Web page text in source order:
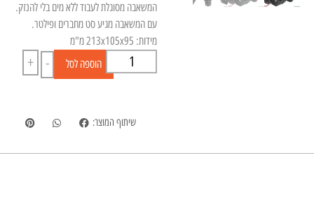
המשאבה מסוגלת לעבוד ללא מים בלי להנזק.
עם המשאבה מגיע סט מחברים ופילטר.
מידות: 213x105x95 מ"מ
-
+ הוספה לסל
שיתוף המוצר: